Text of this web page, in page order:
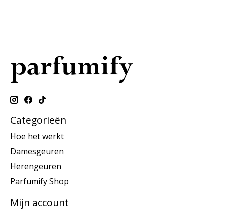
Categorieën
Hoe het werkt
Damesgeuren
Herengeuren
Parfumify Shop
Mijn account